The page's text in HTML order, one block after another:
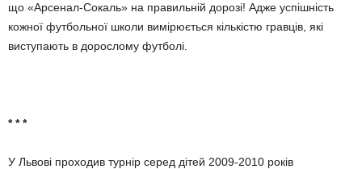
що «Арсенал-Сокаль» на правиль­ній дорозі! Адже успішність
кожної футбольної школи вимірюється кількістю гравців, які
виступають в дорослому футболі.
* * *
У Львові проходив турнір серед дітей 2009-2010 років